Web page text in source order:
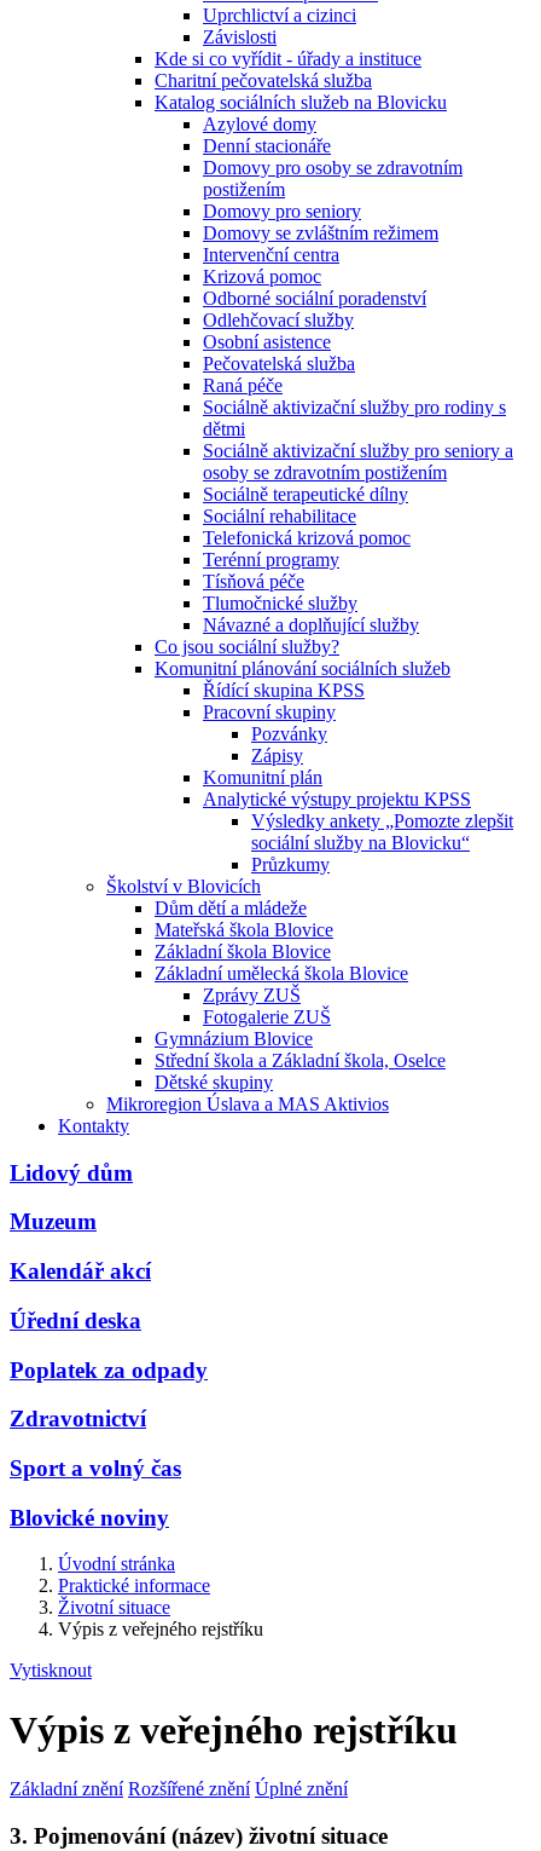
Uprchlictví a cizinci
Závislosti
Kde si co vyřídit - úřady a instituce
Charitní pečovatelská služba
Katalog sociálních služeb na Blovicku
Azylové domy
Denní stacionáře
Domovy pro osoby se zdravotním
postižením
Domovy pro seniory
Domovy se zvláštním režimem
Intervenční centra
Krizová pomoc
Odborné sociální poradenství
Odlehčovací služby
Osobní asistence
Pečovatelská služba
Raná péče
Sociálně aktivizační služby pro rodiny s
dětmi
Sociálně aktivizační služby pro seniory a
osoby se zdravotním postižením
Sociálně terapeutické dílny
Sociální rehabilitace
Telefonická krizová pomoc
Terénní programy
Tísňová péče
Tlumočnické služby
Návazné a doplňující služby
Co jsou sociální služby?
Komunitní plánování sociálních služeb
Řídící skupina KPSS
Pracovní skupiny
Pozvánky
Zápisy
Komunitní plán
Analytické výstupy projektu KPSS
Výsledky ankety „Pomozte zlepšit
sociální služby na Blovicku“
Průzkumy
Školství v Blovicích
Dům dětí a mládeže
Mateřská škola Blovice
Základní škola Blovice
Základní umělecká škola Blovice
Zprávy ZUŠ
Fotogalerie ZUŠ
Gymnázium Blovice
Střední škola a Základní škola, Oselce
Dětské skupiny
Mikroregion Úslava a MAS Aktivios
Kontakty
Lidový dům
Muzeum
Kalendář akcí
Úřední deska
Poplatek za odpady
Zdravotnictví
Sport a volný čas
Blovické noviny
Úvodní stránka
Praktické informace
Životní situace
Výpis z veřejného rejstříku
Vytisknout
Výpis z veřejného rejstříku
Základní znění Rozšířené znění Úplné znění
3. Pojmenování (název) životní situace